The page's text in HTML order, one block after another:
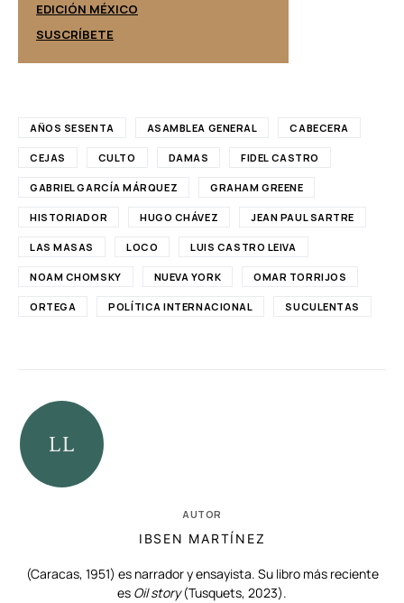
EDICIÓN MÉXICO
SUSCRÍBETE
AÑOS SESENTA ASAMBLEA GENERAL CABECERA
CEJAS CULTO DAMAS FIDEL CASTRO
GABRIEL GARCÍA MÁRQUEZ GRAHAM GREENE
HISTORIADOR HUGO CHÁVEZ JEAN PAUL SARTRE
LAS MASAS LOCO LUIS CASTRO LEIVA
NOAM CHOMSKY NUEVA YORK OMAR TORRIJOS
ORTEGA POLÍTICA INTERNACIONAL SUCULENTAS
AUTOR
IBSEN MARTÍNEZ
(Caracas, 1951) es narrador y ensayista. Su libro más reciente
es Oil story(Tusquets, 2023).